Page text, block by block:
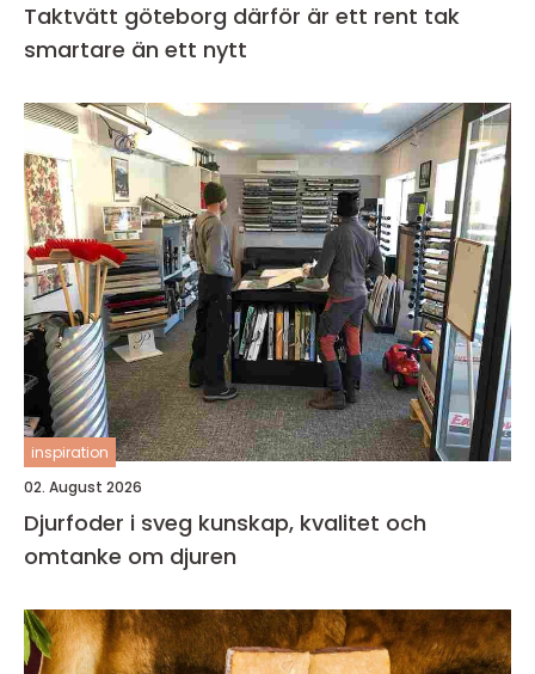
Taktvätt göteborg därför är ett rent tak
smartare än ett nytt
inspiration
02. August 2026
Djurfoder i sveg kunskap, kvalitet och
omtanke om djuren